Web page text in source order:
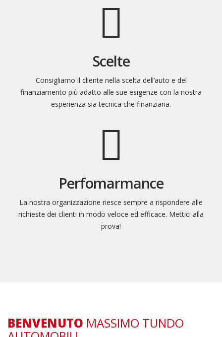
Scelte
Consigliamo il cliente nella scelta dell’auto e del
finanziamento più adatto alle sue esigenze con la nostra
esperienza sia tecnica che finanziaria.
Perfomarmance
La nostra organizzazione riesce sempre a rispondere alle
richieste dei clienti in modo veloce ed efficace. Mettici alla
prova!
BENVENUTO MASSIMO TUNDO